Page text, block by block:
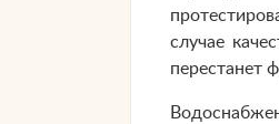
случае
перестанет